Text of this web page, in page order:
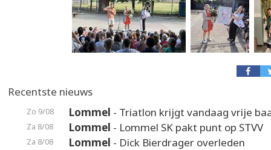
Recentste nieuws
Zo 9/08 Lommel - Triatlon krijgt vandaag vrije
Za 8/08 Lommel - Lommel SK pakt punt op STVV
Za 8/08 Lommel - Dick Bierdrager overleden